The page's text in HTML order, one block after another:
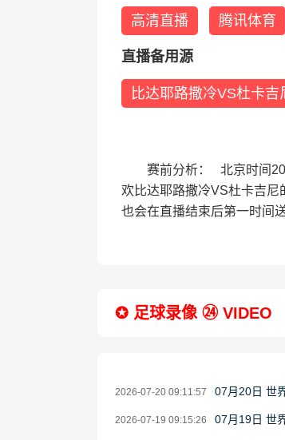
高清直播 腾讯体育
直播备用源
比达耶路撒冷VS杜卡吉
赛前分析： 北京时间
欢比达耶路撒冷VS杜卡吉尼
也会在直播结束后第一时间
✪ 足球录像 ㉔ VIDEO
2026-07-20 09:11:57 07月20日 世
2026-07-19 09:15:26 07月19日 世